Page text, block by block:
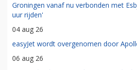
Groningen vanaf nu verbonden met
uur rijden'
04 aug 26
easyJet wordt overgenomen door
06 aug 26